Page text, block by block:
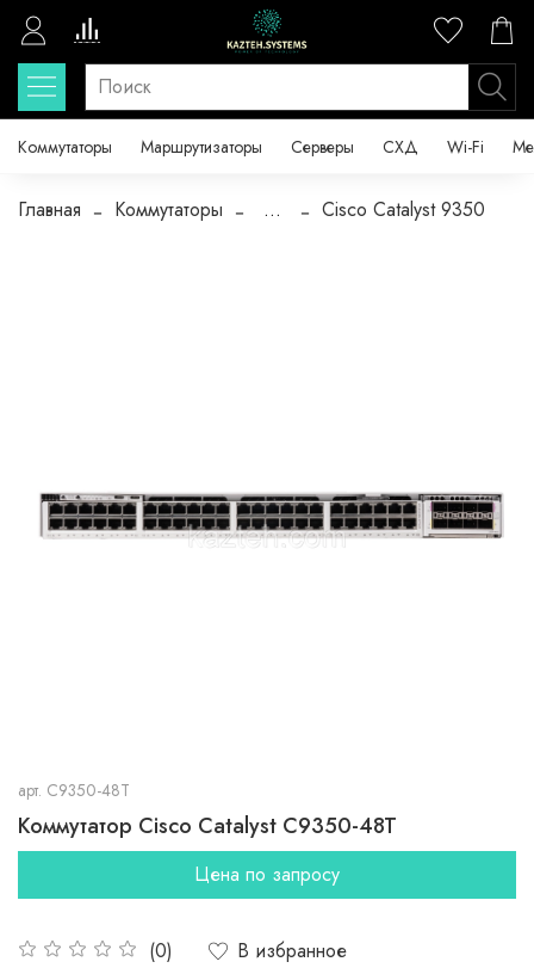
Коммутаторы Маршрутизаторы Серверы СХД Wi-Fi
Главная Коммутаторы ... Cisco Catalyst 9350
арт. C9350-48T
Коммутатор Cisco Catalyst C9350-48T
(0)
В избранное
Цена по запросу